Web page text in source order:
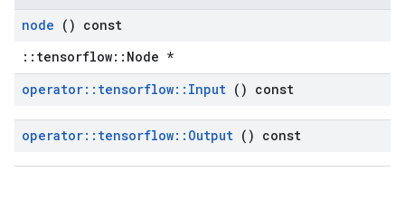
node () const
::tensorflow::Node *
operator:: tensorflow:: Input () const
operator:: tensorflow:: Output () const